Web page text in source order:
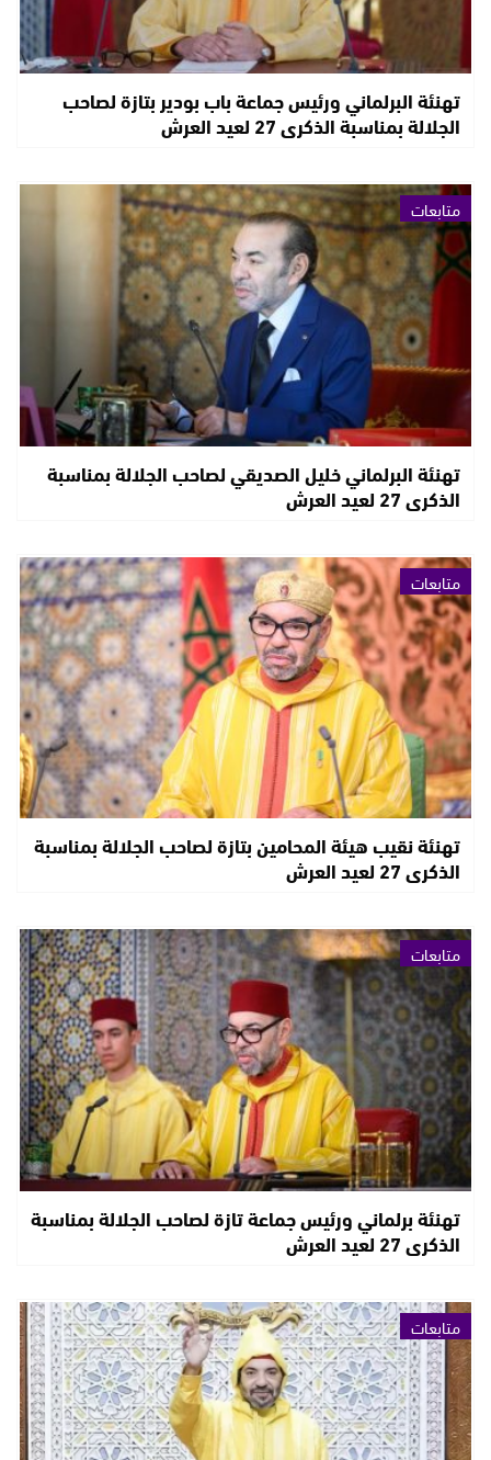
تهنئة البرلماني ورئيس جماعة باب بودير بتازة لصاحب
الجلالة بمناسبة الذكرى 27 لعيد العرش
متابعات
تهنئة البرلماني خليل الصديقي لصاحب الجلالة بمناسبة
الذكرى 27 لعيد العرش
متابعات
تهنئة نقيب هيئة المحامين بتازة لصاحب الجلالة بمناسبة
الذكرى 27 لعيد العرش
متابعات
تهنئة برلماني ورئيس جماعة تازة لصاحب الجلالة بمناسبة
الذكرى 27 لعيد العرش
متابعات